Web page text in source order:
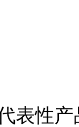
表性